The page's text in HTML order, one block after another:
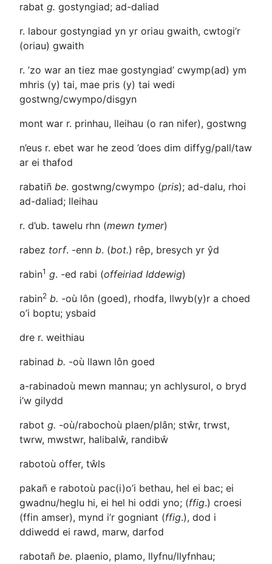
rabat g. gostyngiad; ad-daliad
r. labour gostyngiad yn yr oriau gwaith, cwtogi’r
(oriau) gwaith
r. ’zo war an tiez mae gostyngiad’ cwymp(ad) ym
mhris (y) tai, mae pris (y) tai wedi
gostwng/cwympo/disgyn
mont war r. prinhau, lleihau (o ran nifer), gostwng
n’eus r. ebet war he zeod ’does dim diffyg/pall/taw
ar ei thafod
rabatiñ be. gostwng/cwympo (pris); ad-dalu, rhoi
ad-daliad; lleihau
r. d’ub. tawelu rhn (mewn tymer)
rabez torf. -enn b. (bot.) rêp, bresych yr ŷd
rabin1 g. -ed rabi (offeiriad Iddewig)
rabin2 b. -où lôn (goed), rhodfa, llwyb(y)r a choed
o’i boptu; ysbaid
dre r. weithiau
rabinad b. -où llawn lôn goed
a-rabinadoù mewn mannau; yn achlysurol, o bryd
i’w gilydd
rabot g. -où/rabochoù plaen/plân; stŵr, trwst,
twrw, mwstwr, halibalŵ, randibŵ
rabotoù offer, tŵls
pakañ e rabotoù pac(i)o’i bethau, hel ei bac; ei
gwadnu/heglu hi, ei hel hi oddi yno; (ffig.) croesi
(ffin amser), mynd i’r gogniant (ffig.), dod i
ddiwedd ei rawd, marw, darfod
rabotañ be. plaenio, plamo, llyfnu/llyfnhau;